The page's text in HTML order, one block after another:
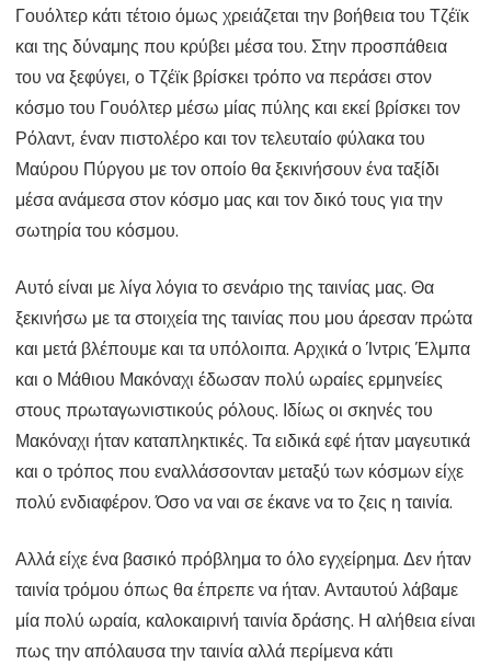
Γουόλτερ κάτι τέτοιο όμως χρειάζεται την βοήθεια του Τζέϊκ
και της δύναμης που κρύβει μέσα του. Στην προσπάθεια
του να ξεφύγει, ο Τζέϊκ βρίσκει τρόπο να περάσει στον
κόσμο του Γουόλτερ μέσω μίας πύλης και εκεί βρίσκει τον
Ρόλαντ, έναν πιστολέρο και τον τελευταίο φύλακα του
Μαύρου Πύργου με τον οποίο θα ξεκινήσουν ένα ταξίδι
μέσα ανάμεσα στον κόσμο μας και τον δικό τους για την
σωτηρία του κόσμου.
Αυτό είναι με λίγα λόγια το σενάριο της ταινίας μας. Θα
ξεκινήσω με τα στοιχεία της ταινίας που μου άρεσαν πρώτα
και μετά βλέπουμε και τα υπόλοιπα. Αρχικά ο Ίντρις Έλμπα
και ο Μάθιου Μακόναχι έδωσαν πολύ ωραίες ερμηνείες
στους πρωταγωνιστικούς ρόλους. Ιδίως οι σκηνές του
Μακόναχι ήταν καταπληκτικές. Τα ειδικά εφέ ήταν μαγευτικά
και ο τρόπος που εναλλάσσονταν μεταξύ των κόσμων είχε
πολύ ενδιαφέρον. Όσο να ναι σε έκανε να το ζεις η ταινία.
Αλλά είχε ένα βασικό πρόβλημα το όλο εγχείρημα. Δεν ήταν
ταινία τρόμου όπως θα έπρεπε να ήταν. Ανταυτού λάβαμε
μία πολύ ωραία, καλοκαιρινή ταινία δράσης. Η αλήθεια είναι
πως την απόλαυσα την ταινία αλλά περίμενα κάτι